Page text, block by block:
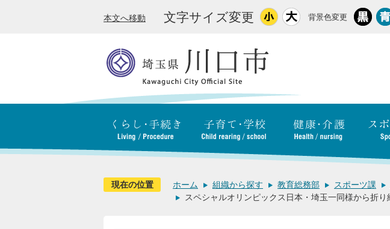
本文へ移動 文字サイズ変更 背景色変更
現在の位置 ホーム 組織から探す 教育総務部 スポーツ課
スペシャルオリンピックス日本・埼玉一同様から折